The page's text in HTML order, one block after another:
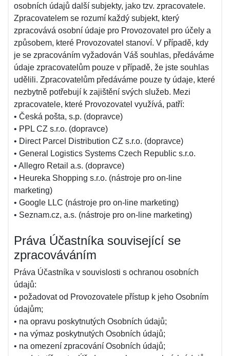
osobních údajů další subjekty, jako tzv. zpracovatele.
Zpracovatelem se rozumí každý subjekt, který
zpracovává osobní údaje pro Provozovatel pro účely a
způsobem, které Provozovatel stanoví. V případě, kdy
je se zpracováním vyžadován Váš souhlas, předáváme
údaje zpracovatelům pouze v případě, že jste souhlas
udělili. Zpracovatelům předáváme pouze ty údaje, které
nezbytně potřebují k zajištění svých služeb. Mezi
zpracovatele, které Provozovatel využívá, patří:
• Česká pošta, s.p. (dopravce)
• PPL CZ s.r.o. (dopravce)
• Direct Parcel Distribution CZ s.r.o. (dopravce)
• General Logistics Systems Czech Republic s.r.o.
• Allegro Retail a.s. (dopravce)
• Heureka Shopping s.r.o. (nástroje pro on-line
marketing)
• Google LLC (nástroje pro on-line marketing)
• Seznam.cz, a.s. (nástroje pro on-line marketing)
Práva Účastníka související se
zpracováváním
Práva Účastníka v souvislosti s ochranou osobních
údajů:
• požadovat od Provozovatele přístup k jeho Osobním
údajům;
• na opravu poskytnutých Osobních údajů;
• na výmaz poskytnutých Osobních údajů;
• na omezení zpracování Osobních údajů;